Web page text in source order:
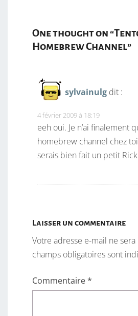
One thought on “
Homebrew Channel”
sylvainulg dit :
4 février 2009 à 18:19
eeh oui. Je n’ai finalement
homebrew channel chez
serais bien fait un petit
Laisser un commentaire
Votre adresse e-mail ne
champs obligatoires sont
Commentaire*